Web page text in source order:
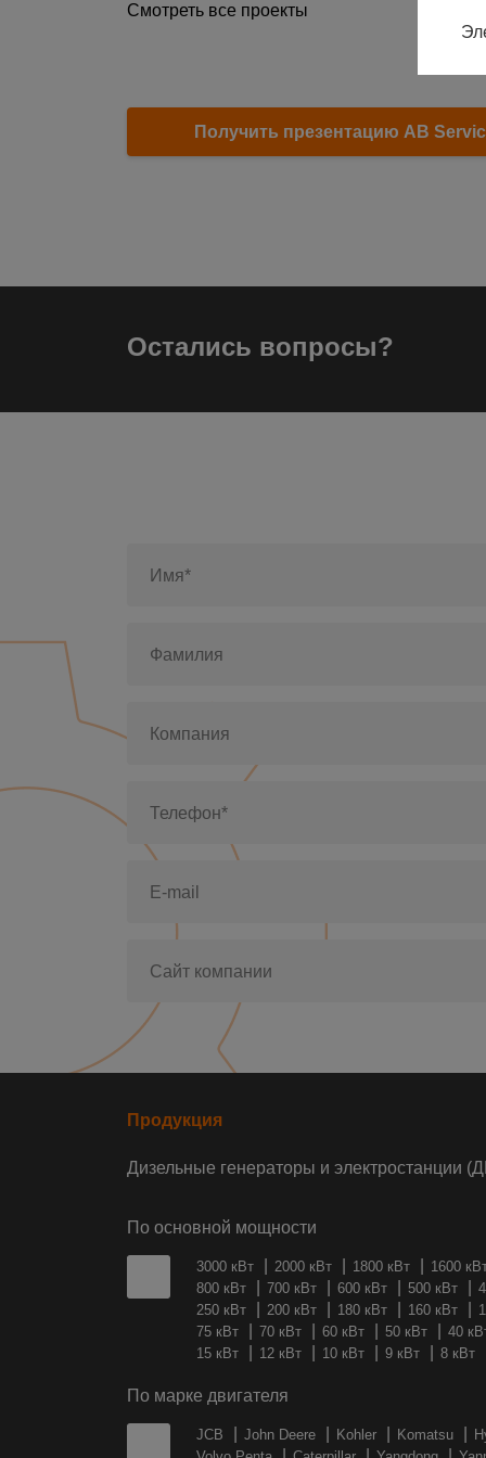
Смотреть все проекты
Получить презентацию AB
Остались вопросы?
Имя*
Фамилия
Компания
Телефон*
E-mail
Сайт компании
Продукция
Дизельные генераторы и электростанции
По основной мощности
3000 кВт 2000 кВт 1800 кВт
1600
800 кВт
700 кВт 600 кВт 500 кВт
250 кВт
200 кВт 180 кВт 160 кВт
75 кВт
70 кВт 60 кВт 50 кВт
40
15 кВт
12 кВт 10 кВт 9 кВт 8 кВт
По марке двигателя
JCB John Deere Kohler Komatsu